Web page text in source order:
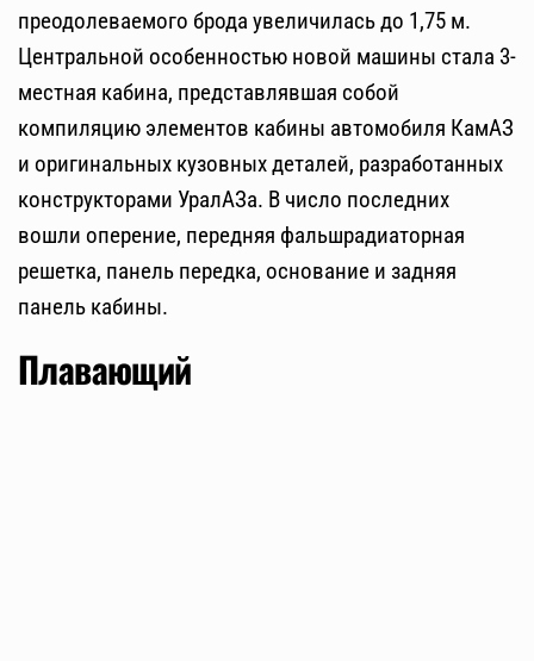
преодолеваемого брода увеличилась до 1,75 м.
Центральной особенностью новой машины стала 3-
местная кабина, представлявшая собой
компиляцию элементов кабины автомобиля КамАЗ
и оригинальных кузовных деталей, разработанных
конструкторами УралАЗа. В число последних
вошли оперение, передняя фальшрадиаторная
решетка, панель передка, основание и задняя
панель кабины.
Плавающий